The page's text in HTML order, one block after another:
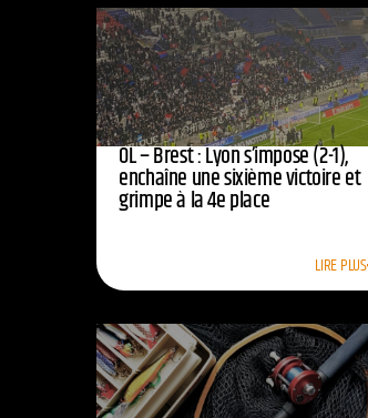
OL – Brest : Lyon s’impose (2-1),
enchaîne une sixième victoire et
grimpe à la 4e place
LIRE PLUS